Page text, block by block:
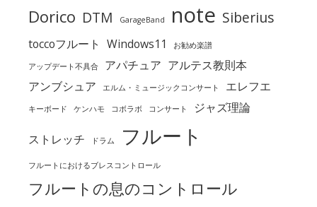
Dorico DTM GarageBand note Siberius
toccoフルート Windows11 お勧め楽譜
アップデート不具合 アパチュア アルテス教則本
アンブシュア
エルム・ミュージックコンサート エレフエ
キーボード ケンハモ コボラボ コンサート ジャズ理論
ストレッチ ドラム フルート
フルートにおけるブレスコントロール
フルートの息のコントロール